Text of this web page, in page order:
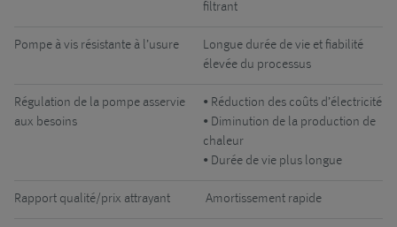
filtrant
Pompe à vis résistante à l’usure
Longue durée de vie et fiabilité
élevée du processus
Régulation de la pompe asservie
aux besoins
• Réduction des coûts d’électricité
• Diminution de la production de
chaleur
• Durée de vie plus longue
Rapport qualité/prix attrayant Amortissement rapide